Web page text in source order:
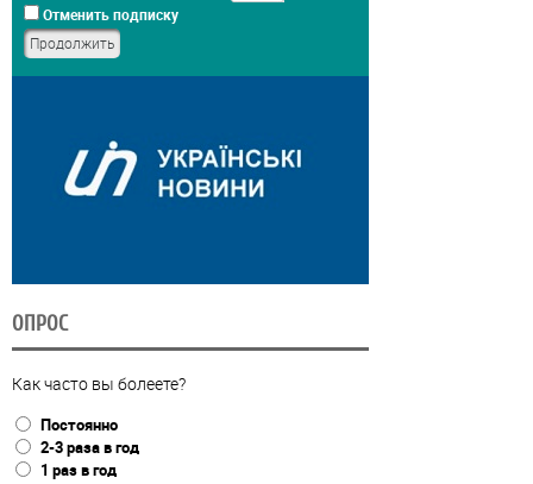
Отменить подписку
ОПРОС
Как часто вы болеете?
Постоянно
2-3 раза в год
1 раз в год